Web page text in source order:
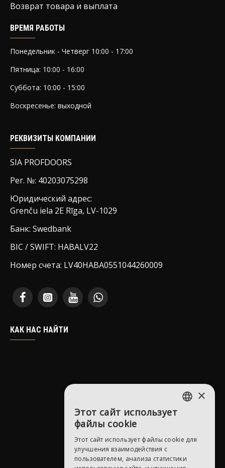
Возврат товара и выплата
ВРЕМЯ РАБОТЫ
Понедельник - Четверг 10:00 - 17:00
Пятница: 10:00 - 16:00
Суббота: 10:00 - 15:00
Воскресенье: выходной
РЕКВИЗИТЫ КОМПАНИИ
SIA PROFDOORS
Рег. №: 40203075298
Юридический адрес:
Grenču iela 2E Rīga, LV-1029
Банк: Swedbank
BIC / SWIFT: HABALV22
Номер счета: LV40HABA0551044260009
КАК НАС НАЙТИ
×
Этот сайт использует
файлы cookie
Этот сайт использует файлы cookie для
улучшения взаимодействия с
пользователем, анализа статистики